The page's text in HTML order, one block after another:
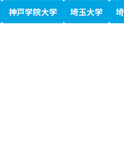
神戸学院大学 埼玉大学